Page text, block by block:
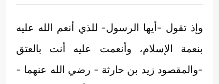
وإذ تقول -أيها الرسول- للذي أنعم الله عليه
بنعمة الإسلام، وأنعمت عليه أنت بالعتق
-والمقصود زيد بن حارثة - رضي الله عنهما -